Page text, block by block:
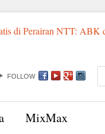
NTT: ABK dan
FOLLOW
MixMax